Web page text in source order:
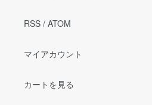
RSS / ATOM
マイアカウント
カートを見る